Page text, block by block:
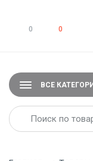
0 0
ВСЕ